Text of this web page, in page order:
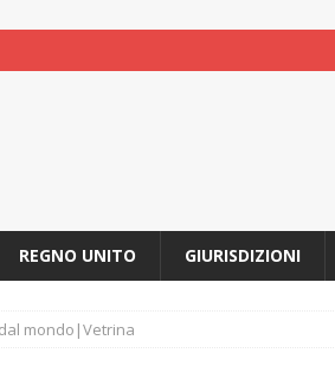
REGNO UNITO GIURISDIZIONI
mondo|Vetrina